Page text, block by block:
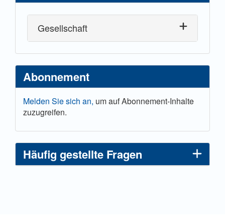
Gesellschaft
Abonnement
Melden Sie sich an, um auf Abonnement-Inhalte
zuzugreifen.
Häufig gestellte Fragen